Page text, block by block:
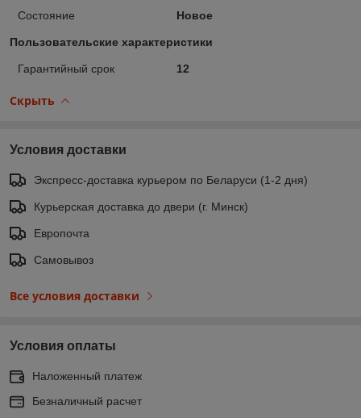
Состояние
Новое
Пользовательские характеристики
Гарантийный срок 12
Скрыть
Условия доставки
Экспресс-доставка курьером по Беларуси (1-2 дня)
Курьерская доставка до двери (г. Минск)
Европочта
Самовывоз
Все условия доставки
Условия оплаты
Наложенный платеж
Безналичный расчет